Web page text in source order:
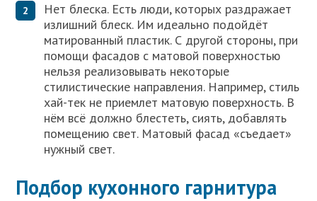
Нет блеска. Есть люди, которых раздражает
излишний блеск. Им идеально подойдёт
матированный пластик. С другой стороны, при
помощи фасадов с матовой поверхностью
нельзя реализовывать некоторые
стилистические направления. Например, стиль
хай-тек не приемлет матовую поверхность. В
нём всё должно блестеть, сиять, добавлять
помещению свет. Матовый фасад «съедает»
нужный свет.
Подбор кухонного гарнитура